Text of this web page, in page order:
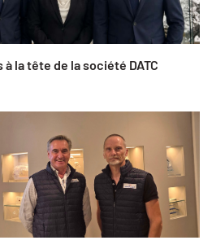
la tête de la société DATC